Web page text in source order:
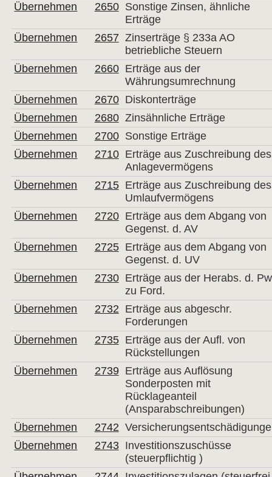
Übernehmen
2650 Sonstige Zinsen, ähnliche
Erträge
Übernehmen
2657 Zinserträge § 233a AO
betriebliche Steuern
Übernehmen
2660 Erträge aus der
Währungsumrechnung
Übernehmen
2670 Diskonterträge
Übernehmen
2680 Zinsähnliche Erträge
Übernehmen
2700 Sonstige Erträge
Übernehmen
2710 Erträge aus Zuschreibung des
Anlagevermögens
Übernehmen
2715 Erträge aus Zuschreibung des
Umlaufvermögens
Übernehmen
2720 Erträge aus dem Abgang von
Gegenst. d. AV
Übernehmen
2725 Erträge aus dem Abgang von
Gegenst. d. UV
Übernehmen
2730 Erträge aus der Herabs. d.
zu Ford.
Übernehmen
2732 Erträge aus abgeschr.
Forderungen
Übernehmen
2735 Erträge aus der Aufl. von
Rückstellungen
Übernehmen
2739 Erträge aus Auflösung
Sonderposten mit
Rücklageanteil
(Ansparabschreibungen)
Übernehmen
2742
Übernehmen
2743 Investitionszuschüsse
(steuerpflichtig )